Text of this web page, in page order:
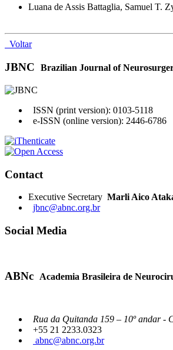
Luana de Assis Battaglia, Samuel T.
Voltar
JBNC Brazilian Journal of
ISSN (print version): 0103-5118
e-ISSN (online version): 2446-6786
Contact
Executive Secretary Marli Aico
jbnc@abnc.org.br
Social Media
ABNc Academia Brasileira de
Rua da Quitanda 159 – 10º andar -
+55 21 2233.0323
abnc@abnc.org.br